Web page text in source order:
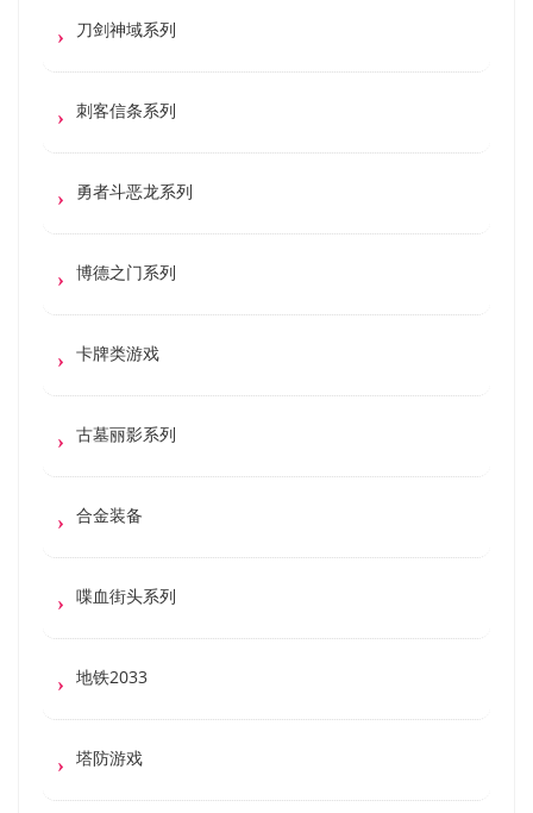
刀剑神域系列
刺客信条系列
勇者斗恶龙系列
博德之门系列
卡牌类游戏
古墓丽影系列
合金装备
喋血街头系列
地铁2033
塔防游戏